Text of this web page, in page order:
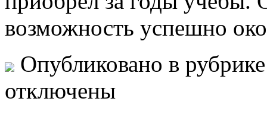
возможность успешно
Опубликовано в
отключены